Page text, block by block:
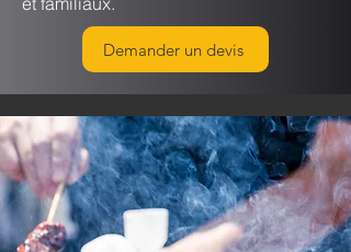
Demander un devis